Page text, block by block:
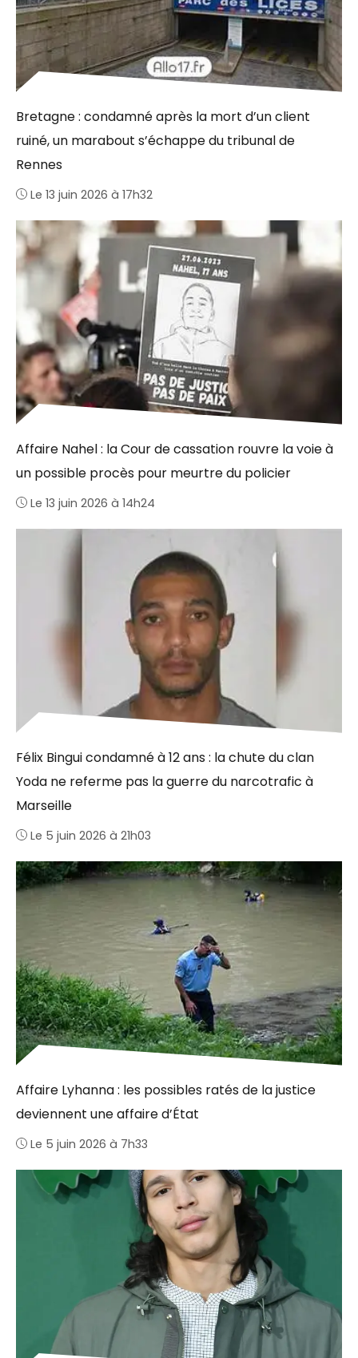
Bretagne : condamné après la mort d’un client
ruiné, un marabout s’échappe du tribunal de
Rennes
Le 13 juin 2026 à 17h32
Affaire Nahel : la Cour de cassation rouvre la voie à
un possible procès pour meurtre du policier
Le 13 juin 2026 à 14h24
Félix Bingui condamné à 12 ans : la chute du clan
Yoda ne referme pas la guerre du narcotrafic à
Marseille
Le 5 juin 2026 à 21h03
Affaire Lyhanna : les possibles ratés de la justice
deviennent une affaire d’État
Le 5 juin 2026 à 7h33